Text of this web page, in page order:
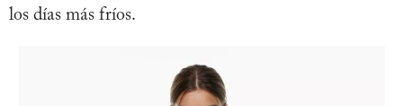
los días más fríos.